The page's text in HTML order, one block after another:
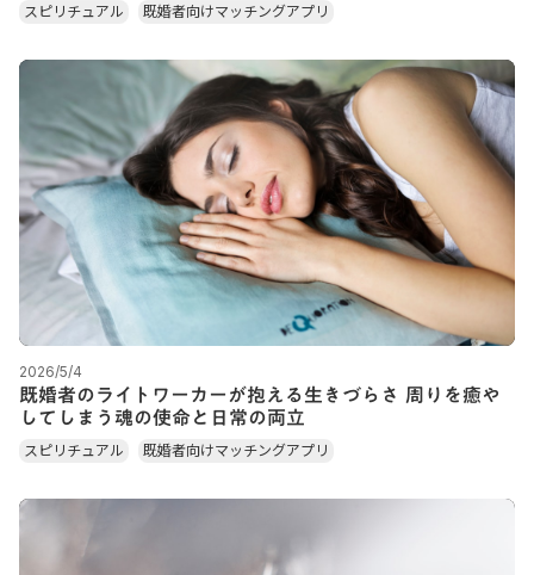
スピリチュアル 既婚者向けマッチングアプリ
2026/5/4
既婚者のライトワーカーが抱える生きづらさ 周りを癒や
してしまう魂の使命と日常の両立
スピリチュアル 既婚者向けマッチングアプリ